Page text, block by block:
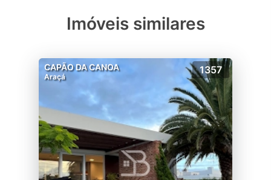
Imóveis similares
CAPÃO DA CANOA
Araçá
1357